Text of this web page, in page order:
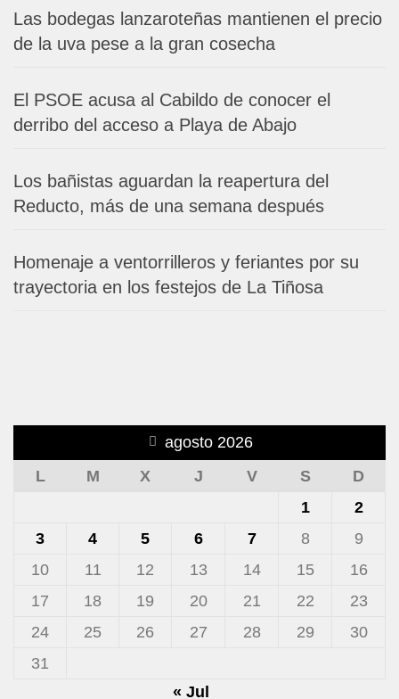
Las bodegas lanzaroteñas mantienen el precio
de la uva pese a la gran cosecha
El PSOE acusa al Cabildo de conocer el
derribo del acceso a Playa de Abajo
Los bañistas aguardan la reapertura del
Reducto, más de una semana después
Homenaje a ventorrilleros y feriantes por su
trayectoria en los festejos de La Tiñosa
agosto 2026
L
M X J V S
D
1
2
3
4 5 6 7 8
9
10
11 12 13 14 15
16
17
18 19 20 21 22
23
24
25 26 27 28 29
30
31
« Jul